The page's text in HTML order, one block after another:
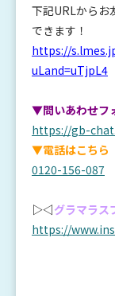
下記URLからお
できます！
https://
uLand=uTjpL4
▼問いあわせフ
https://gb-
▼電話はこちら
0120-156-087
▷◁グラマラス
https://